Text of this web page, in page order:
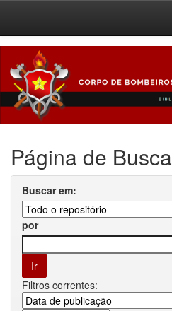
navigation
Página de Busca
Buscar em:
por
Filtros correntes: